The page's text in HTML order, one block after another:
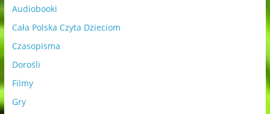
Audiobooki
Cała Polska Czyta Dzieciom
Czasopisma
Dorośli
Filmy
Gry